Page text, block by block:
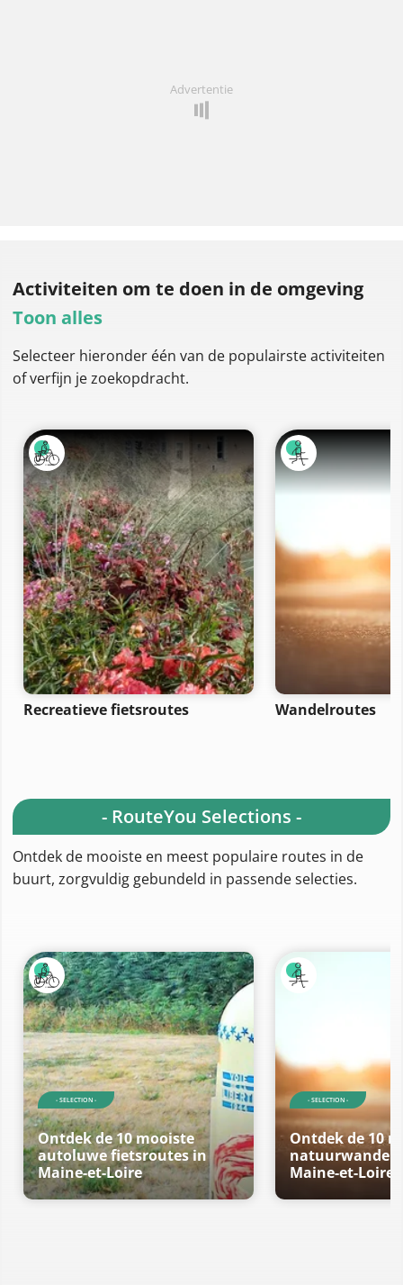
Advertentie
Activiteiten om te doen in de omgeving
Toon alles
Selecteer hieronder één van de populairste activiteiten
of verfijn je zoekopdracht.
Recreatieve fietsroutes Wandelroutes
- RouteYou Selections -
Ontdek de mooiste en meest populaire routes in de
buurt, zorgvuldig gebundeld in passende selecties.
- SELECTION -
Ontdek de 10 mooiste
autoluwe fietsroutes in
Maine-et-Loire
- SELECTION -
Ontdek de 10
Maine-et-Loire